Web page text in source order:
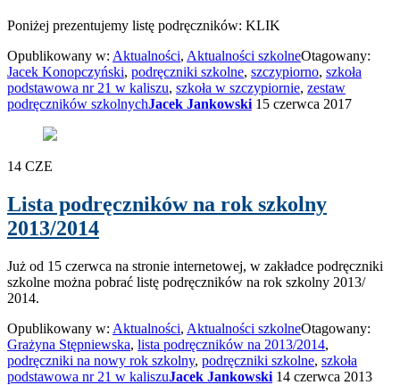
Poniżej prezentujemy listę podręczników: KLIK
Opublikowany w: Aktualności, Aktualności szkolneOtagowany:
Jacek Konopczyński, podręczniki szkolne, szczypiorno, szkoła
podstawowa nr 21 w kaliszu, szkoła w szczypiornie, zestaw
podręczników szkolnychJacek Jankowski 15 czerwca 2017
14 CZE
Lista podręczników na rok szkolny
2013/2014
Już od 15 czerwca na stronie internetowej, w zakładce podręczniki
szkolne można pobrać listę podręczników na rok szkolny 2013/
2014.
Opublikowany w: Aktualności, Aktualności szkolneOtagowany:
Grażyna Stępniewska, lista podręczników na 2013/2014,
podręczniki na nowy rok szkolny, podręczniki szkolne, szkoła
podstawowa nr 21 w kaliszuJacek Jankowski 14 czerwca 2013